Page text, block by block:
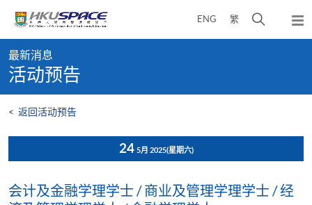
content
ENG 繁
开
弹
出
content
start
最新消息
活动预告
< 返回活动预告
24 5月 2025(星期六)
会计及金融学理学士 / 商业及管理学理学士 / 经